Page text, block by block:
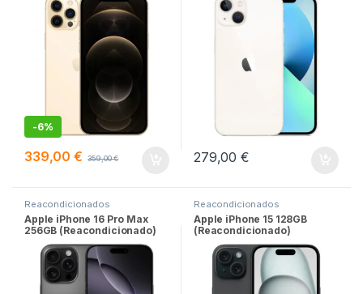
-6%
339,00€ 359,00€ 279,00€
Reacondicionados
Apple iPhone 16 Pro Max
256GB (Reacondicionado)
Reacondicionados
Apple iPhone 15 128GB
(Reacondicionado)